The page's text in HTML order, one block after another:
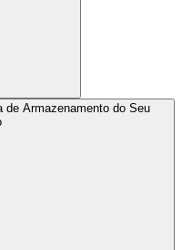
de Armazenamento do Seu